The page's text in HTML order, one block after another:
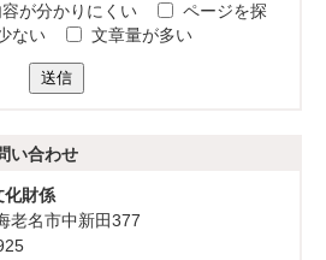
容が分かりにくい
ページを探
ない 文章量が多い
送信
い合わせ
財係
老名市中新田377